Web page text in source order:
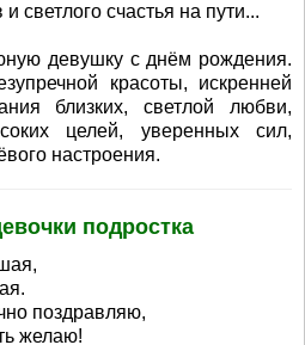
светлого счастья на пути...
девушку с днём рождения.
красоты, искренней
близких, светлой любви,
целей, уверенных сил,
настроения.
подростка
поздравляю,
желаю!